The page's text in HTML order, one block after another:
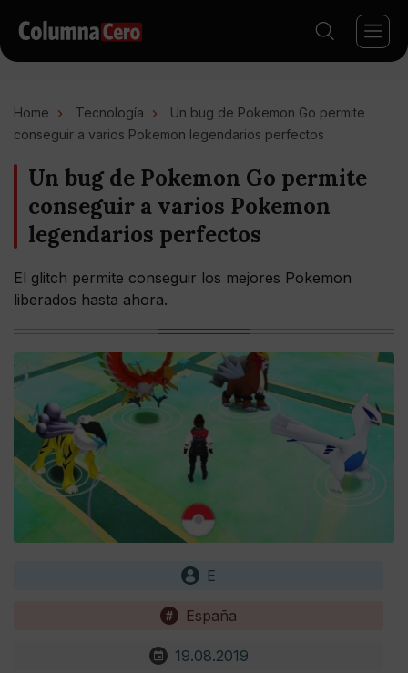
Home Tecnología
Un bug de Pokemon Go permite
conseguir a varios Pokemon legendarios perfectos
Un bug de Pokemon Go permite
conseguir a varios Pokemon
legendarios perfectos
El glitch permite conseguir los mejores Pokemon
liberados hasta ahora.
E
España
19.08.2019